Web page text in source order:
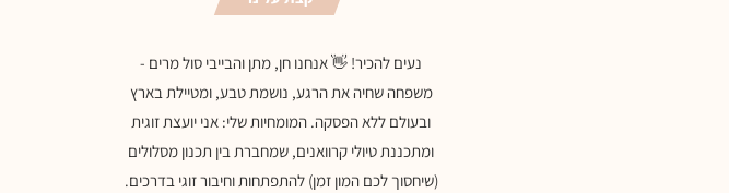
נעים להכיר! 👋 אנחנו חן, מתן והבייבי סול מרים -
משפחה שחיה את הרגע, נושמת טבע, ומטיילת בארץ
ובעולם ללא הפסקה. המומחיות שלי: אני יועצת זוגית
ומתכננת טיולי קרוואנים, שמחברת בין תכנון מסלולים
(שיחסוך לכם המון זמן) להתפתחות וחיבור זוגי בדרכים.